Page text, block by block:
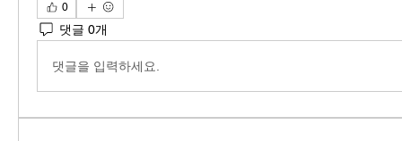
0
댓글 0개
댓글을 입력하세요.